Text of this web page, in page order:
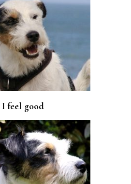
I feel good